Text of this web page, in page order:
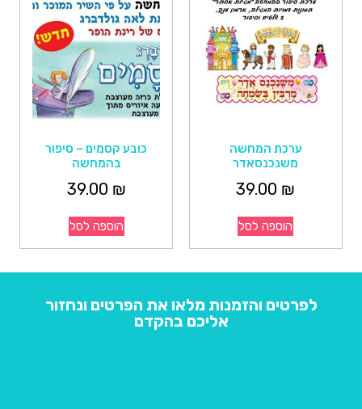
ערכת המחשה
משנכנסאדר
39.00 ₪
הוספה לסל
כובע קסמים – סיפור
בהמחשה
39.00 ₪
הוספה לסל
לפרטים והזמנות מלאו את הפרטים ונחזור
אליכם בהקדם